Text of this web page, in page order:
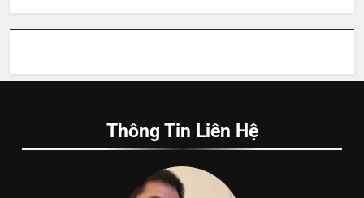
Thông Tin Liên Hệ